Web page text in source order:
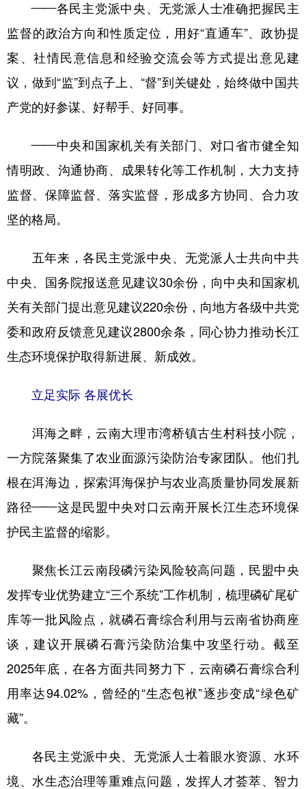
——各民主党派中央、无党派人士准确把握民主
监督的政治方向和性质定位，用好“直通车”、政协提
案、社情民意信息和经验交流会等方式提出意见建
议，做到“监”到点子上、“督”到关键处，始终做中国共
产党的好参谋、好帮手、好同事。
——中央和国家机关有关部门、对口省市健全知
情明政、沟通协商、成果转化等工作机制，大力支持
监督、保障监督、落实监督，形成多方协同、合力攻
坚的格局。
五年来，各民主党派中央、无党派人士共向中共
中央、国务院报送意见建议30余份，向中央和国家机
关有关部门提出意见建议220余份，向地方各级中共党
委和政府反馈意见建议2800余条，同心协力推动长江
生态环境保护取得新进展、新成效。
立足实际 各展优长
洱海之畔，云南大理市湾桥镇古生村科技小院，
一方院落聚集了农业面源污染防治专家团队。他们扎
根在洱海边，探索洱海保护与农业高质量协同发展新
路径——这是民盟中央对口云南开展长江生态环境保
护民主监督的缩影。
聚焦长江云南段磷污染风险较高问题，民盟中央
发挥专业优势建立“三个系统”工作机制，梳理磷矿尾矿
库等一批风险点，就磷石膏综合利用与云南省协商座
谈，建议开展磷石膏污染防治集中攻坚行动。截至
2025年底，在各方面共同努力下，云南磷石膏综合利
用率达94.02%，曾经的“生态包袱”逐步变成“绿色矿
藏”。
各民主党派中央、无党派人士着眼水资源、水环
境、水生态治理等重难点问题，发挥人才荟萃、智力